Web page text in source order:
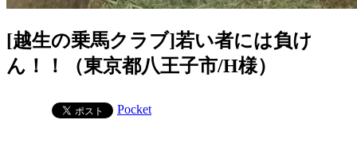
[越生の乗馬クラブ]若い者には負け
ん！！（東京都八王子市/H様）
Pocket